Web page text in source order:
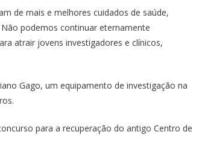
de mais e melhores cuidados de saúde,
podemos continuar eternamente
atrair jovens investigadores e clínicos,
Gago, um equipamento de investigação na
para a recuperação do antigo Centro de